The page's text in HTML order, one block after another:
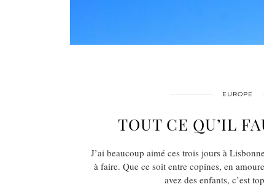
EUROPE
TOUT CE QU’IL
J’ai beaucoup aimé ces trois jours à
à faire. Que ce soit entre copines, en
avez des enfants, c’est